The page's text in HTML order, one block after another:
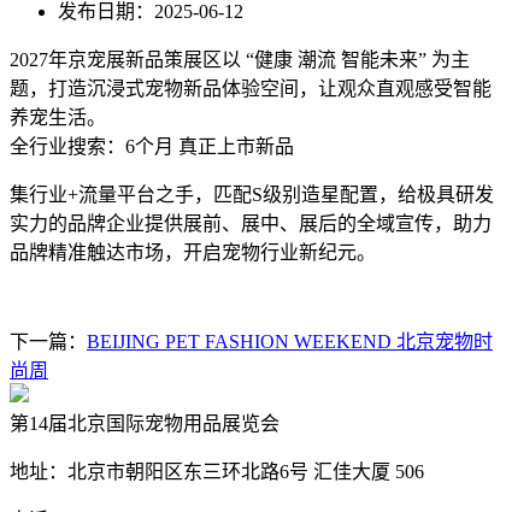
发布日期：2025-06-12
2027年京宠展新品策展区以 “健康 潮流 智能未来” 为主
题，打造沉浸式宠物新品体验空间，让观众直观感受智能
养宠生活。
全行业搜索：6个月 真正上市新品
集行业+流量平台之手，匹配S级别造星配置，给极具研发
实力的品牌企业提供展前、展中、展后的全域宣传，助力
品牌精准触达市场，开启宠物行业新纪元。
下一篇： BEIJING PET FASHION WEEKEND 北京宠物时
尚周
第14届北京国际宠物用品展览会
地址：北京市朝阳区东三环北路6号‌ 汇佳大厦 506